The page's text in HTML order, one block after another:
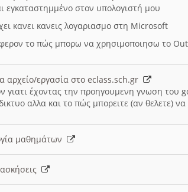
εγκαταστημμένο στον υπολογιστή μου
κανει κανεις λογαριασμο στη Microsoft
το πώς μπορω να χρησιμοποιησω το
αρχείο/εργασία στο eclass.sch.gr
γιατι έχοντας την προηγουμενη γνωση του
αλλα και το πώς μπορειτε (αν θελετε)
μαθημάτων
ασκήσεις